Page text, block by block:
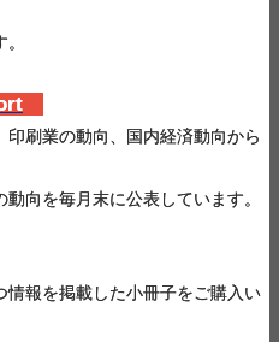
刷業の動向、国内経済動向から
向を毎月末に公表しています。
報を掲載した小冊子をご購入い